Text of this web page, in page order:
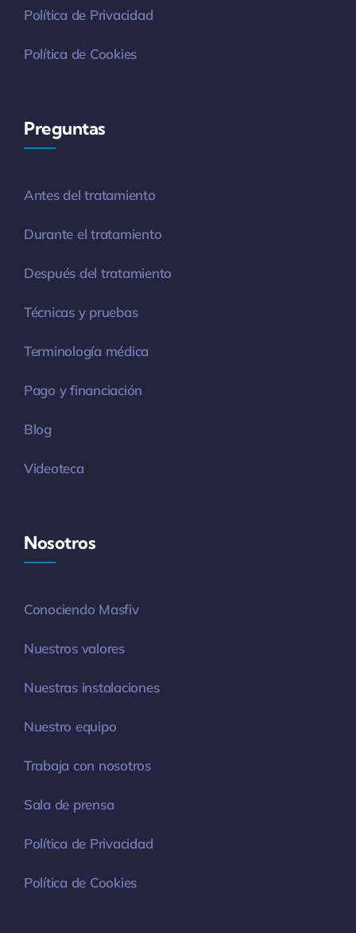
Política de Privacidad
Política de Cookies
Preguntas
Antes del tratamiento
Durante el tratamiento
Después del tratamiento
Técnicas y pruebas
Terminología médica
Pago y financiación
Blog
Videoteca
Nosotros
Conociendo Masfiv
Nuestros valores
Nuestras instalaciones
Nuestro equipo
Trabaja con nosotros
Sala de prensa
Política de Privacidad
Política de Cookies